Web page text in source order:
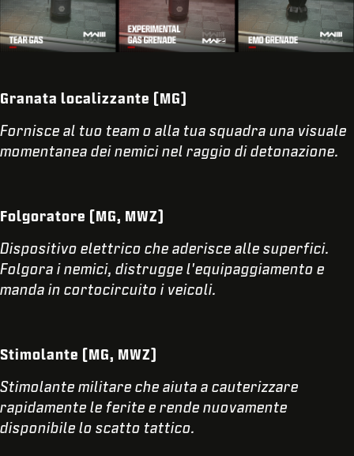
Granata localizzante (MG)
Fornisce al tuo team o alla tua squadra una visuale
momentanea dei nemici nel raggio di detonazione.
Folgoratore (MG, MWZ)
Dispositivo elettrico che aderisce alle superfici.
Folgora i nemici, distrugge l'equipaggiamento e
manda in cortocircuito i veicoli.
Stimolante (MG, MWZ)
Stimolante militare che aiuta a cauterizzare
rapidamente le ferite e rende nuovamente
disponibile lo scatto tattico.